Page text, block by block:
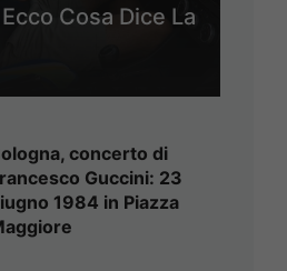
Cosa Dice La
concerto di
Guccini: 23
1984 in Piazza